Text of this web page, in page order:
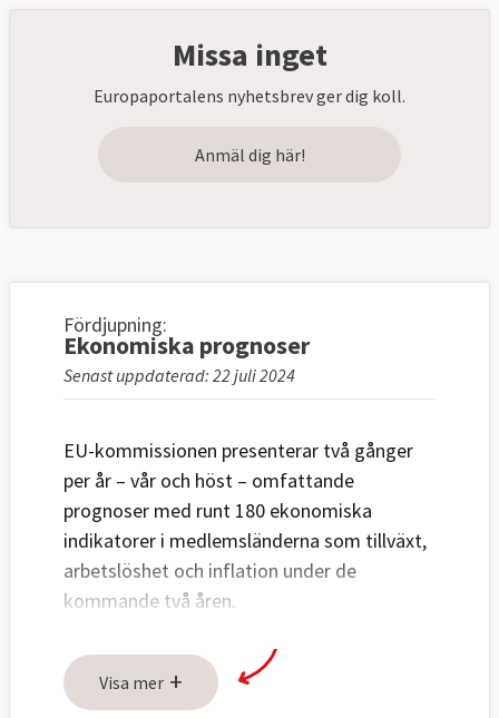
Missa inget
Europaportalens nyhetsbrev ger dig koll.
Anmäl dig här!
Fördjupning:
Ekonomiska prognoser
Senast uppdaterad: 22 juli 2024
EU-kommissionen presenterar två gånger
per år – vår och höst – omfattande
prognoser med runt 180 ekonomiska
indikatorer i medlemsländerna som tillväxt,
arbetslöshet och inflation under de
kommande två åren.
Prognoserna ligger till grund när
kommissionen ger
medlemsländerna
Visa mer +